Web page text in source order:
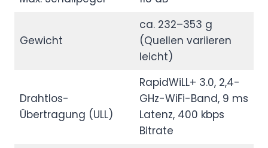
Gewicht
ca. 232–353 g
(Quellen variieren
leicht)
Drahtlos-
Übertragung (ULL)
RapidWiLL+ 3.0, 2,4-
GHz-WiFi-Band, 9 ms
Latenz, 400 kbps
Bitrate